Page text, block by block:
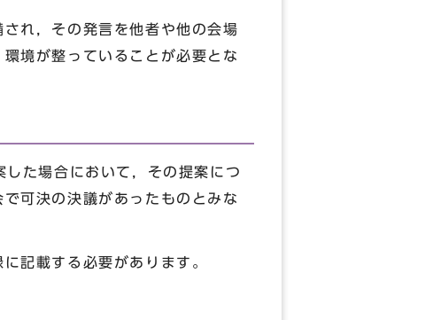
れ，その発言を他者や他の会場
境が整っていることが必要とな
た場合において，その提案につ
可決の決議があったものとみな
記載する必要があります。